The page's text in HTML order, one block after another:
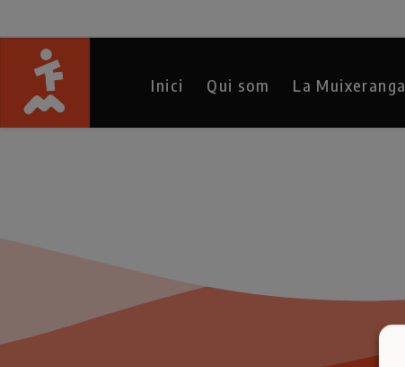
Inici Qui som La Muixeranga